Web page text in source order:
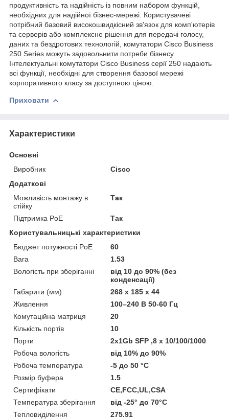
продуктивність та надійність із повним набором функцій,
необхідних для надійної бізнес-мережі. Користувачеві
потрібний базовий високошвидкісний зв'язок для комп'ютерів
та серверів або комплексне рішення для передачі голосу,
даних та бездротових технологій, комутатори Cisco Business
250 Series можуть задовольнити потреби бізнесу.
Інтелектуальні комутатори Cisco Business серії 250 надають
всі функції, необхідні для створення базової мережі
корпоративного класу за доступною ціною.
Приховати
Характеристики
Основні
Виробник
Cisco
Додаткові
Можливість монтажу в
стійку
Так
Підтримка PoE
Так
Користувальницькі характеристики
Бюджет потужності PoE
60
Вага
1.53
Вологість при зберіганні
від 10 до 90% (без
конденсації)
Габарити (мм)
268 x 185 x 44
Живлення
100–240 В 50-60 Гц
Комутаційна матриця
20
Кількість портів
10
Порти
2x1Gb SFP ,8 x 10/100/1000
Робоча вологість
від 10% до 90%
Робоча температура
-5 до 50 °C
Розмір буфера
1.5
Сертифікати
CE,FCC,UL,CSA
Температура зберігання
від -25° до 70°C
Тепловиділення
275.91